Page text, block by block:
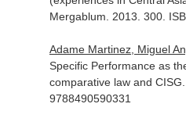
Mergablum. 2013. 300.
Adame Martinez, Miguel
Specific Performance as
comparative law and
9788490590331